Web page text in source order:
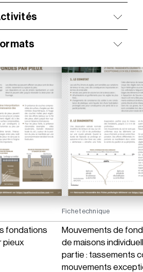
NOUVEAUTÉS
fondations
pieux
Fiche technique
Mouvements de
de maisons
partie : tassements
mouvements